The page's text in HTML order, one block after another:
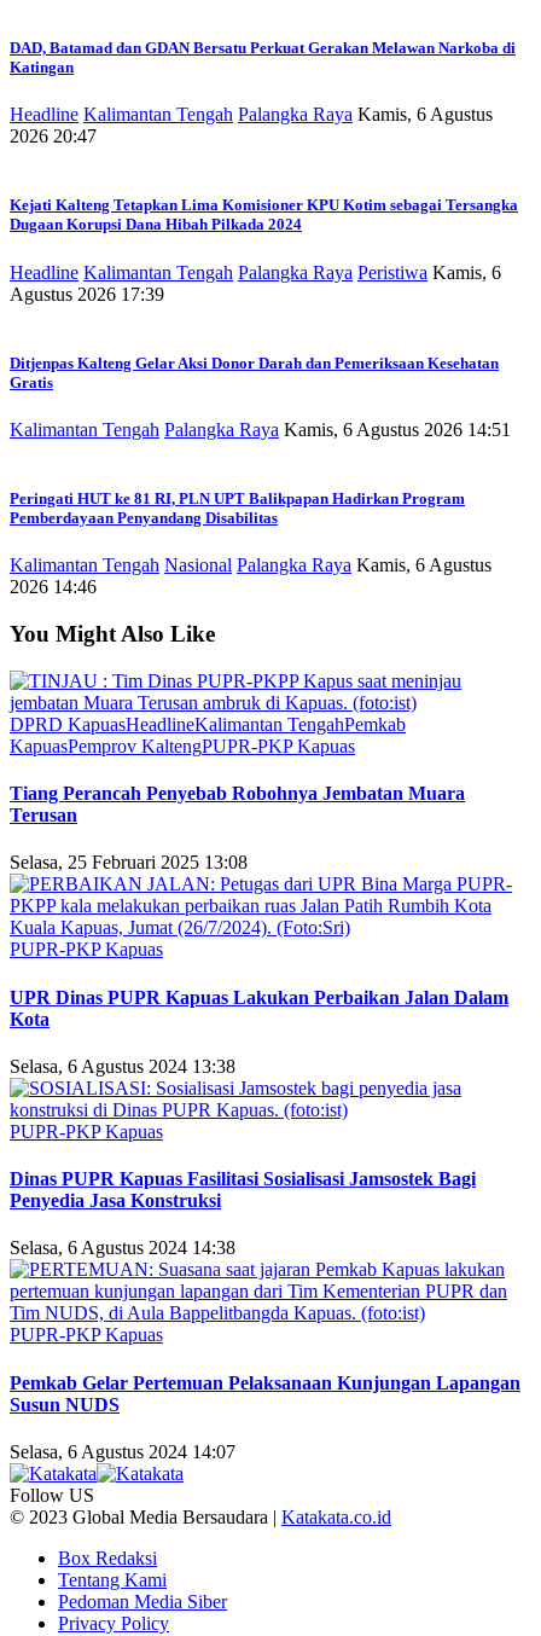
DAD, Batamad dan GDAN Bersatu Perkuat Gerakan Melawan Narkoba di
Katingan
Headline Kalimantan Tengah Palangka Raya Kamis, 6 Agustus
2026 20:47
Kejati Kalteng Tetapkan Lima Komisioner KPU Kotim sebagai Tersangka
Dugaan Korupsi Dana Hibah Pilkada 2024
Headline Kalimantan Tengah Palangka Raya Peristiwa Kamis, 6
Agustus 2026 17:39
Ditjenpas Kalteng Gelar Aksi Donor Darah dan Pemeriksaan Kesehatan
Gratis
Kalimantan Tengah Palangka Raya Kamis, 6 Agustus 2026 14:51
Peringati HUT ke 81 RI, PLN UPT Balikpapan Hadirkan Program
Pemberdayaan Penyandang Disabilitas
Kalimantan Tengah Nasional Palangka Raya Kamis, 6 Agustus
2026 14:46
You Might Also Like
DPRD KapuasHeadlineKalimantan TengahPemkab
KapuasPemprov KaltengPUPR-PKP Kapuas
Tiang Perancah Penyebab Robohnya Jembatan Muara
Terusan
Selasa, 25 Februari 2025 13:08
PUPR-PKP Kapuas
UPR Dinas PUPR Kapuas Lakukan Perbaikan Jalan Dalam
Kota
Selasa, 6 Agustus 2024 13:38
PUPR-PKP Kapuas
Dinas PUPR Kapuas Fasilitasi Sosialisasi Jamsostek Bagi
Penyedia Jasa Konstruksi
Selasa, 6 Agustus 2024 14:38
PUPR-PKP Kapuas
Pemkab Gelar Pertemuan Pelaksanaan Kunjungan Lapangan
Susun NUDS
Selasa, 6 Agustus 2024 14:07
Follow US
© 2023 Global Media Bersaudara | Katakata.co.id
Box Redaksi
Tentang Kami
Pedoman Media Siber
Privacy Policy